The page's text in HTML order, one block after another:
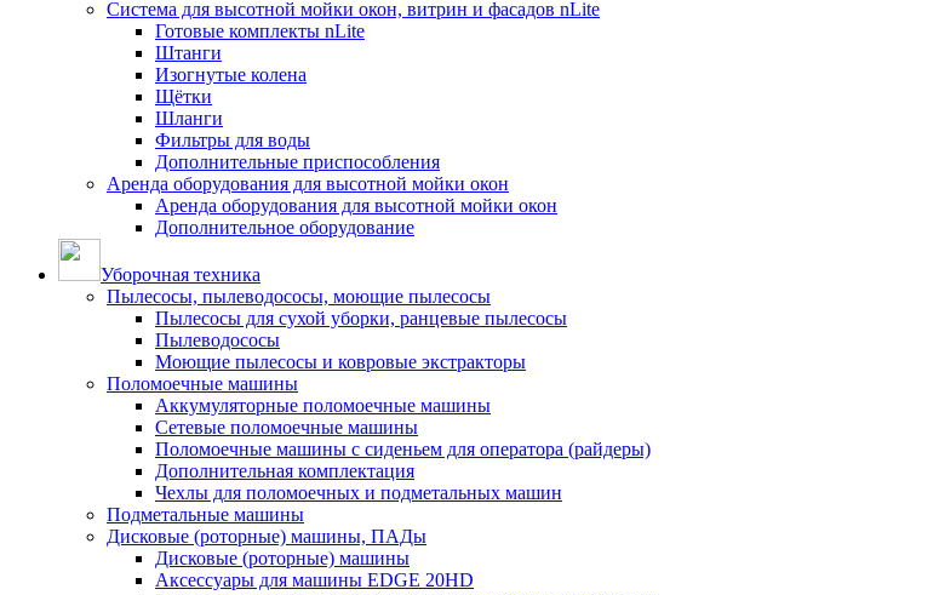
Система для высотной мойки окон, витрин и фасадов nLite
Готовые комплекты nLite
Штанги
Изогнутые колена
Щётки
Шланги
Фильтры для воды
Дополнительные приспособления
Аренда оборудования для высотной мойки окон
Аренда оборудования для высотной мойки окон
Дополнительное оборудование
Уборочная техника
Пылесосы, пылеводососы, моющие пылесосы
Пылесосы для сухой уборки, ранцевые пылесосы
Пылеводососы
Моющие пылесосы и ковровые экстракторы
Поломоечные машины
Аккумуляторные поломоечные машины
Сетевые поломоечные машины
Поломоечные машины с сиденьем для оператора (райдеры)
Дополнительная комплектация
Чехлы для поломоечных и подметальных машин
Подметальные машины
Дисковые (роторные) машины, ПАДы
Дисковые (роторные) машины
Аксессуары для машины EDGE 20HD